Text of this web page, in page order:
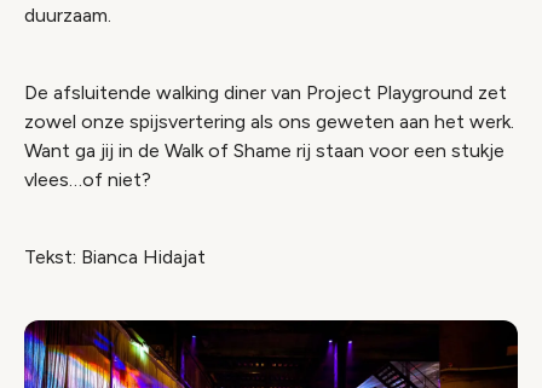
duurzaam.
De afsluitende walking diner van Project Playground zet
zowel onze spijsvertering als ons geweten aan het werk.
Want ga jij in de Walk of Shame rij staan voor een stukje
vlees…of niet?
Tekst: Bianca Hidajat